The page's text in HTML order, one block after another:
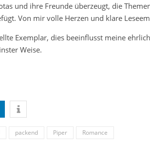
und ihre Freunde überzeugt, die
Von mir volle Herzen und klare
Exemplar, dies beeinflusst meine
Weise.
packend Piper Romance